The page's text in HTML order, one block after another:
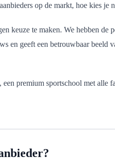
op de markt, hoe kies je
keuze te maken. We hebben de
en geeft een betrouwbaar
premium sportschool met